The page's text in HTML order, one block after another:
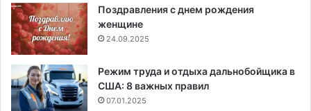
Поздравления с днем рождения
женщине
24.09.2025
Режим труда и отдыха дальнобойщика в
США: 8 важных правил
07.01.2025